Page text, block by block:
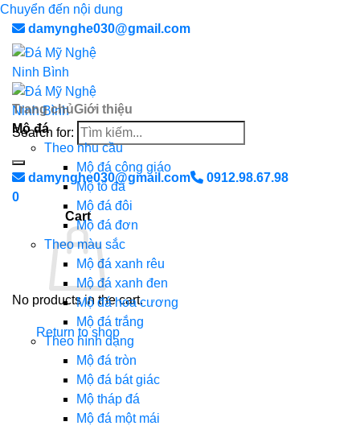
Chuyển đến nội dung
damynghe030@gmail.com
Search for:
damynghe030@gmail.com
0912.98.67.98
0
Cart
No products in the cart.
Return to shop
Trang chủGiới thiệu
Mộ đá
Theo nhu cầu
Mộ đá công giáo
Mộ tổ đá
Mộ đá đôi
Mộ đá đơn
Theo màu sắc
Mộ đá xanh rêu
Mộ đá xanh đen
Mộ đá hoa cương
Mộ đá trắng
Theo hình dạng
Mộ đá tròn
Mộ đá bát giác
Mộ tháp đá
Mộ đá một mái